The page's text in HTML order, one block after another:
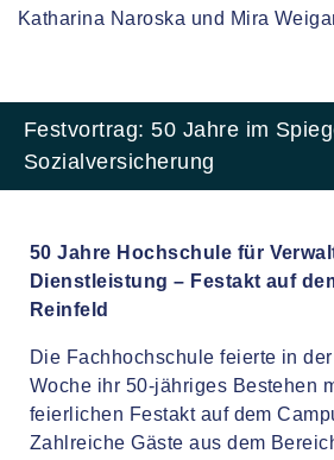
Katharina Naroska und Mira
Festvortrag: 50 Jahre im
Sozialversicherung
50 Jahre Hochschule für
Dienstleistung – Festakt auf
Reinfeld
Die Fachhochschule feierte in
Woche ihr 50-jähriges Bestehen
feierlichen Festakt auf dem
Zahlreiche Gäste aus dem